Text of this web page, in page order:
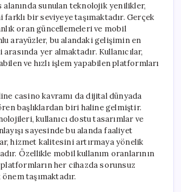
alanında sunulan teknolojik yenilikler,
farklı bir seviyeye taşımaktadır. Gerçek
oran güncellemeleri ve mobil
arayüzler, bu alandaki gelişimin en
yer almaktadır. Kullanıcılar,
ve hızlı işlem yapabilen platformları
casino kavramı da dijital dünyada
başlıklardan biri haline gelmiştir.
kullanıcı dostu tasarımlar ve
sayesinde bu alanda faaliyet
hizmet kalitesini artırmaya yönelik
Özellikle mobil kullanım oranlarının
her cihazda sorunsuz
taşımaktadır.